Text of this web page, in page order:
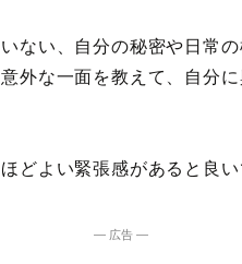
ない、自分の秘密や日常
外な一面を教えて、自分
どよい緊張感があると良い
― 広告 ―